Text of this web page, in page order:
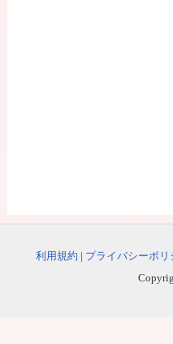
利用規約 | プライバシーポリ